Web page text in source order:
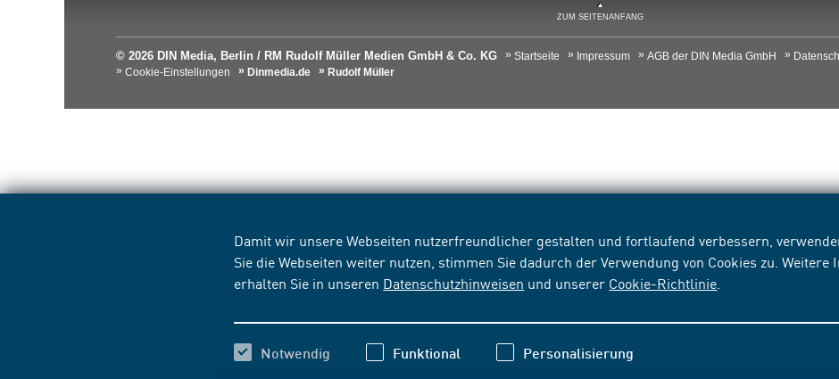
Damit wir unsere Webseiten nutzerfreundlicher gestalten und fortlaufend verbessern,
Sie die Webseiten weiter nutzen, stimmen Sie dadurch der Verwendung von Cookies zu. Weitere
erhalten Sie in unseren Datenschutzhinweisen und unserer Cookie-Richtlinie
Notwendig Funktional Personalisierung
ZUM SEITENANFANG
© 2026 DIN Media, Berlin / RM Rudolf Müller Medien GmbH & Co. KG Startseite Impressum AGB der DIN Media GmbH
Cookie-Einstellungen
Dinmedia.de Rudolf Müller